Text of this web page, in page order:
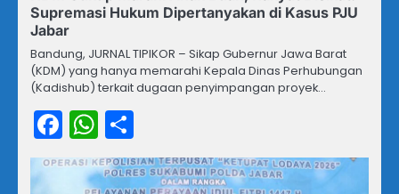
Supremasi Hukum Dipertanyakan di Kasus PJU
Jabar
Bandung, JURNAL TIPIKOR – Sikap Gubernur Jawa Barat
(KDM) yang hanya memarahi Kepala Dinas Perhubungan
(Kadishub) terkait dugaan penyimpangan proyek…
Facebook
WhatsApp